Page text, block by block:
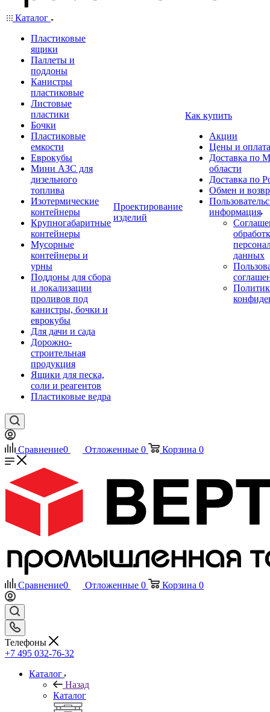
Каталог
Пластиковые
ящики
Паллеты и
поддоны
Канистры
пластиковые
Листовые
пластики
Бочки
Пластиковые
емкости
Еврокубы
Мини АЗС для
дизельного
топлива
Изотермические
контейнеры
Крупногабаритные
контейнеры
Мусорные
контейнеры и
урны
Поддоны для сбора
и локализации
проливов под
канистры, бочки и
еврокубы
Для дачи и сада
Дорожно-
строительная
продукция
Ящики для песка,
соли и реагентов
Пластиковые ведра
Проектирование
изделий
Как купить
Акции
Цены и оплата
Доставка по
области
Доставка по
Обмен и
информация
данных
Сравнение0 Отложенные 0 Корзина 0
Сравнение0 Отложенные 0 Корзина 0
Телефоны
+7 495 032-76-32
Каталог
Назад
Каталог